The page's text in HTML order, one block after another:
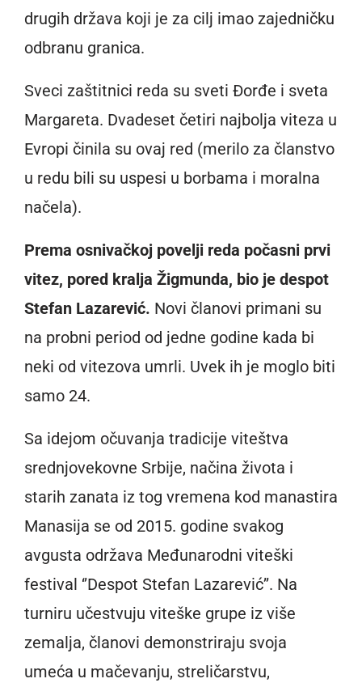
drugih država koji je za cilj imao zajedničku
odbranu granica.
Sveci zaštitnici reda su sveti Đorđe i sveta
Margareta. Dvadeset četiri najbolja viteza u
Evropi činila su ovaj red (merilo za članstvo
u redu bili su uspesi u borbama i moralna
načela).
Prema osnivačkoj povelji reda počasni prvi
vitez, pored kralja Žigmunda, bio je despot
Stefan Lazarević. Novi članovi primani su
na probni period od jedne godine kada bi
neki od vitezova umrli. Uvek ih je moglo biti
samo 24.
Sa idejom očuvanja tradicije viteštva
srednjovekovne Srbije, načina života i
starih zanata iz tog vremena kod manastira
Manasija se od 2015. godine svakog
avgusta održava Međunarodni viteški
festival ‘’Despot Stefan Lazarević’’. Na
turniru učestvuju viteške grupe iz više
zemalja, članovi demonstriraju svoja
umeća u mačevanju, streličarstvu,